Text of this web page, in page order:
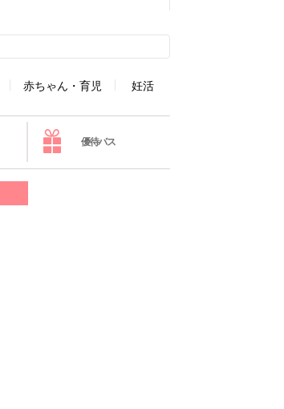
赤ちゃん・育児 妊活
優待パス